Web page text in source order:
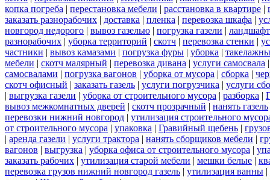
копка погреба | перестановка мебели | расстановка в квартире |
заказать разнорабочих | доставка | пленка | перевозка шкафа |
новгород недорого | вывоз газелью | погрузка газели |
разнорабочих | уборка территорий | скотч | перевозка стенки |
частники | вывоз камазами | погрузка фуры | уборка |
мебели | скотч малярный | перевозка дивана | услуги самосвала
самосвалами | погрузка вагонов | уборка от мусора | сборка |
скотч офисный | заказать газель | услуги погрузчика | услуги
| выгрузка газели | уборка от строительного мусора | разборка |
вывоз межкомнатных дверей | скотч прозрачный | нанять газель
перевозки нижний новгород | утилизация строительного
от строительного мусора | упаковка | Гравийный щебень |
| аренда газели | услуги трактора | нанять сборщиков мебели |
вагонов | выгрузка | уборка офиса от строительного мусора |
заказать рабочих | утилизация старой мебели | мешки белые |
перевозка грузов нижний новгород газель | утилизация ванны |